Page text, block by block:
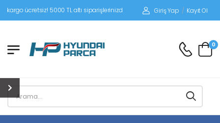
5000 TL altı siparişlerinizde siparişleriniz alıcı ödemeli gönderilir.
Giriş Yap / Kayıt Ol
0